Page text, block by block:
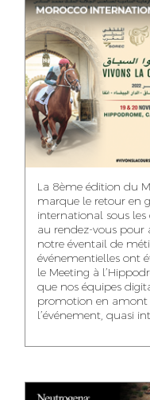
ASMAA MAZZI
ACCOUNT
DIRECTOR
ART
FINANCIAL
MANAGER
FATIMA ZAHRA
DEBBAGH
ACCOUNT
La 8ème édition du
marque le retour en
international sous
au rendez-vous pour
notre éventail de
événementielles ont
le Meeting à
que nos équipes
promotion en amont
l’événement, quasi